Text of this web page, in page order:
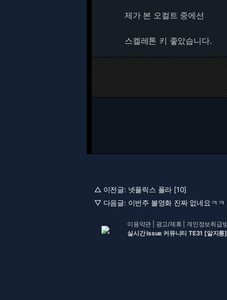
제가 본 오컬트 중에선
스켈레톤 키 좋았습니다.
△ 이전글: 넷플릭스 폴라 [10]
▽ 다음글: 이번주 볼영화 진짜 없네요ㅋ
이용약관 광고/제휴 |개인정보취급
실시간 Issue 커뮤니티 TE31 [알지